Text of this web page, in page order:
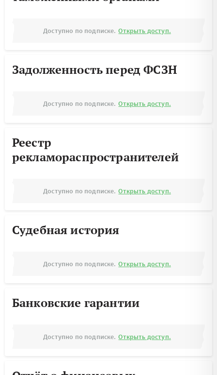
Доступно по подписке. Открыть доступ.
Задолженность перед ФСЗН
Доступно по подписке. Открыть доступ.
Реестр
рекламораспространителей
Доступно по подписке. Открыть доступ.
Судебная история
Доступно по подписке. Открыть доступ.
Банковские гарантии
Доступно по подписке. Открыть доступ.